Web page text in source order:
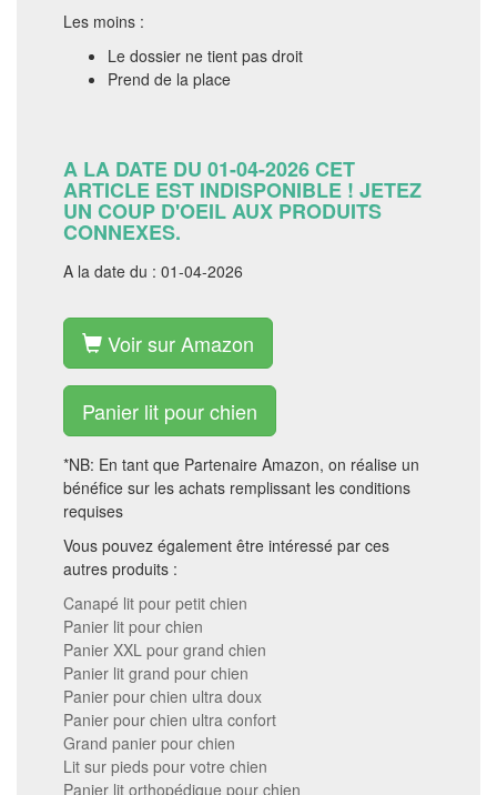
Les moins :
Le dossier ne tient pas droit
Prend de la place
A LA DATE DU 01-04-2026 CET
ARTICLE EST INDISPONIBLE ! JETEZ
UN COUP D'OEIL AUX PRODUITS
CONNEXES.
A la date du : 01-04-2026
Voir sur Amazon
Panier lit pour chien
*NB: En tant que Partenaire Amazon, on réalise un
bénéfice sur les achats remplissant les conditions
requises
Vous pouvez également être intéressé par ces
autres produits :
Canapé lit pour petit chien
Panier lit pour chien
Panier XXL pour grand chien
Panier lit grand pour chien
Panier pour chien ultra doux
Panier pour chien ultra confort
Grand panier pour chien
Lit sur pieds pour votre chien
Panier lit orthopédique pour chien